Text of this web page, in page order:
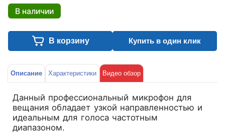
В наличии
В корзину Купить в один клик
Описание Характеристики Видео обзор
Данный профессиональный микрофон для
вещания обладает узкой направленностью и
идеальным для голоса частотным
диапазоном.